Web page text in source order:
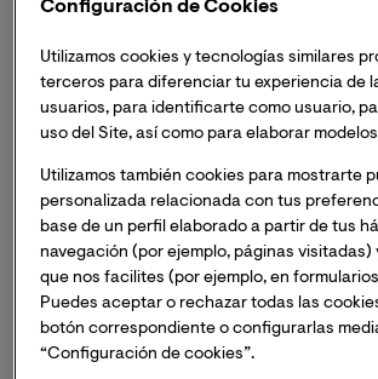
total de 86 programas. Una oferta
para ofrecer una
experiencia
transformadora tanto a nivel
como a nivel social, por el impacto que
de VIU tienen sobre sus entornos,
profesional y a la innovación de sus
sectores.
Los nuevos títulos son los siguientes:
Maestría Oficial en Dificultades del
Configuración de Cookies
Utilizamos cookies y tecnologías similares
terceros para diferenciar tu experiencia de
usuarios, para identificarte como usuario,
uso del Site, así como para elaborar
Utilizamos también cookies para mostrarte
personalizada relacionada con tus
base de un perfil elaborado a partir de tus
navegación (por ejemplo, páginas visitadas)
que nos facilites (por ejemplo, en
Puedes aceptar o rechazar todas las
botón correspondiente o configurarlas
“Configuración de cookies”.